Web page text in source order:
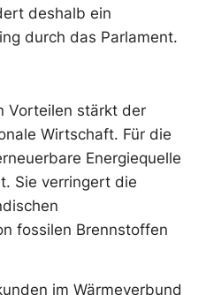
deshalb ein
durch das Parlament.
Vorteilen stärkt der
Wirtschaft. Für die
Energiequelle
Sie verringert die
fossilen Brennstoffen
im Wärmeverbund